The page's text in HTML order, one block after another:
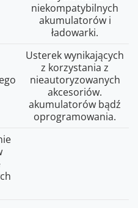
niekompatybilnych
akumulatorów i
ładowarki.
Usterek wynikających
z korzystania z
nieautoryzowanych
akcesoriów.
akumulatorów bądź
oprogramowania.